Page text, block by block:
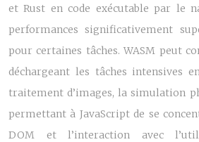
et Rust en code exécutable par le
performances significativement
pour certaines tâches. WASM peut
déchargeant les tâches intensives
traitement d’images, la simulation
permettant à JavaScript de se
DOM et l’interaction avec